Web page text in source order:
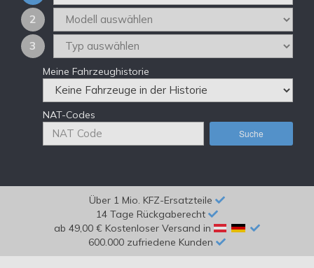
2
3
Meine Fahrzeughistorie
NAT-Codes
Suche
Über 1 Mio. KFZ-Ersatzteile
14 Tage Rückgaberecht
ab 49,00 € Kostenloser Versand in
600.000 zufriedene Kunden